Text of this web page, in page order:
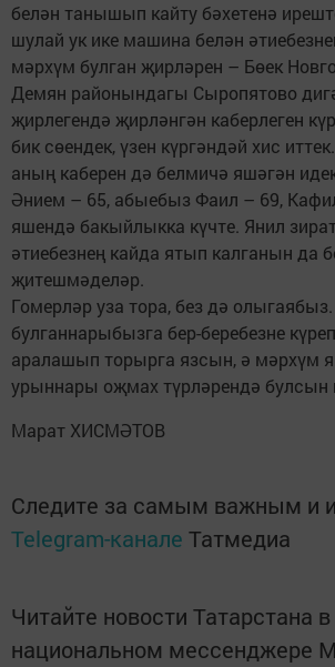
белән танышып кайту бәхетенә
шулай ук ике машина белән
мәрхүм булган җирләрен – Бөек
Демян районындагы Сыропятово
җирлегендә җирләнгән каберлеген
бик сөендек, үзен күргәндәй хис
аның каберен дә белмичә яшәгән
Әнием – 65, абыебыз Фаил – 69,
яшендә бакыйлыкка күчте. Янил
әтиебезнең кайда ятып калганын да
җитешмәделәр.
Гомерләр уза тора, без дә
булганнарыбызга бер-беребезне
аралашып торырга язсын, ә мәрхүм
урыннары оҗмах түрләрендә булсын
Марат ХИСМӘТОВ
Следите за самым важным и
Telegram-канале Татмедиа
Читайте новости Татарстана в
национальном мессенджере